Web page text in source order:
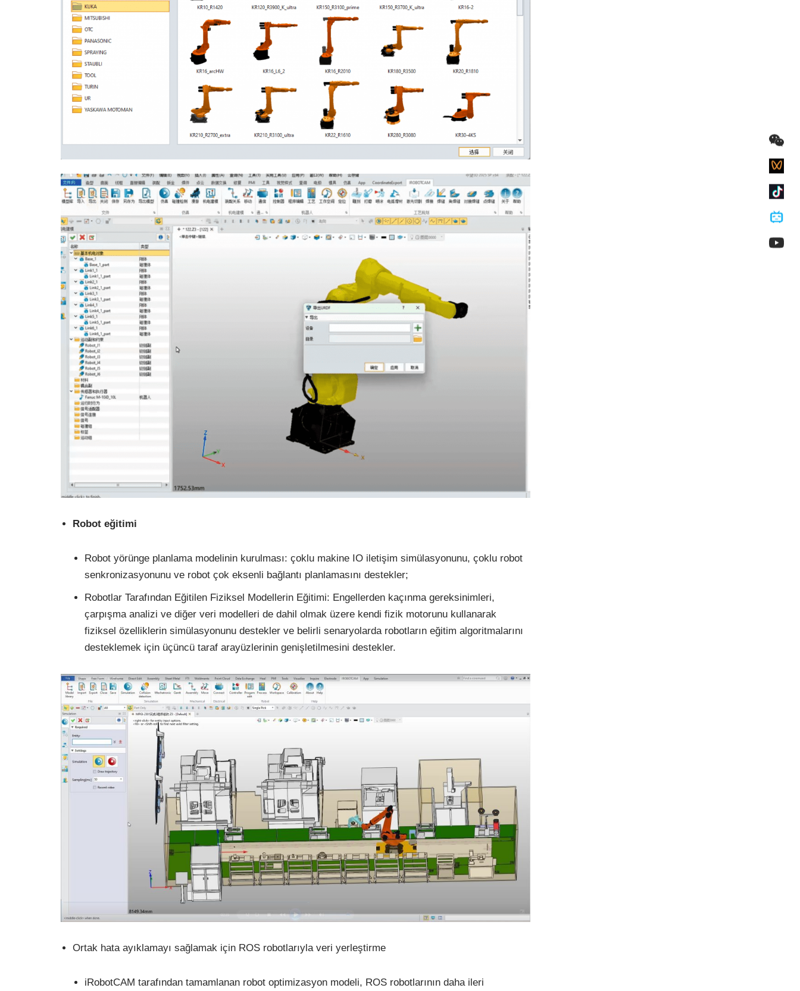
Robot eğitimi
Robot yörünge planlama modelinin kurulması: çoklu makine IO iletişim simülasyonunu, çoklu robot
senkronizasyonunu ve robot çok eksenli bağlantı planlamasını destekler;
Robotlar Tarafından Eğitilen Fiziksel Modellerin Eğitimi: Engellerden kaçınma gereksinimleri,
çarpışma analizi ve diğer veri modelleri de dahil olmak üzere kendi fizik motorunu kullanarak
fiziksel özelliklerin simülasyonunu destekler ve belirli senaryolarda robotların eğitim algoritmalarını
desteklemek için üçüncü taraf arayüzlerinin genişletilmesini destekler.
Ortak hata ayıklamayı sağlamak için ROS robotlarıyla veri yerleştirme
iRobotCAM tarafından tamamlanan robot optimizasyon modeli, ROS robotlarının daha ileri